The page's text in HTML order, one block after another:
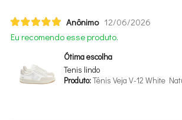
Anônimo 12/06/2026
Eu recomendo esse produto.
Ótima escolha
Tenis lindo
Produto:Tênis Veja V-12 White